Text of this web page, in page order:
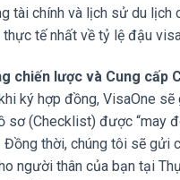
tài chính và lịch sử du lịch
tế nhất về tỷ lệ đậu
chiến lược và Cung cấp
ký hợp đồng, VisaOne
sơ (Checklist) được “may
Đồng thời, chúng tôi sẽ gửi
người thân của bạn tại